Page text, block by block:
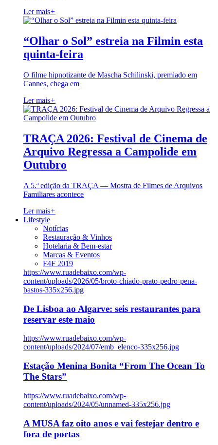
Ler mais+
“Olhar o Sol” estreia na Filmin esta
quinta-feira
O filme hipnotizante de Mascha Schilinski, premiado em
Cannes, chega em
Ler mais+
TRAÇA 2026: Festival de Cinema de
Arquivo Regressa a Campolide em
Outubro
A 5.ª edição da TRAÇA — Mostra de Filmes de Arquivos
Familiares acontece
Ler mais+
Lifestyle
Notícias
Restauração & Vinhos
Hotelaria & Bem-estar
Marcas & Eventos
F4F 2019
https://www.ruadebaixo.com/wp-
content/uploads/2026/05/broto-chiado-prato-pedro-pena-
bastos-335x256.jpg
De Lisboa ao Algarve: seis restaurantes para
reservar este maio
https://www.ruadebaixo.com/wp-
content/uploads/2024/07/emb_elenco-335x256.jpg
Estação Menina Bonita “From The Ocean To
The Stars”
https://www.ruadebaixo.com/wp-
content/uploads/2024/05/unnamed-335x256.jpg
A MUSA faz oito anos e vai festejar dentro e
fora de portas